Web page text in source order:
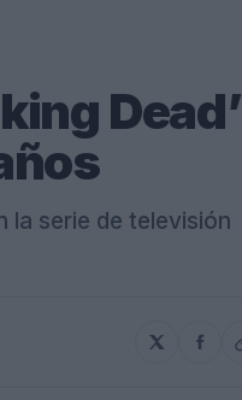
Dead’
la serie de televisión